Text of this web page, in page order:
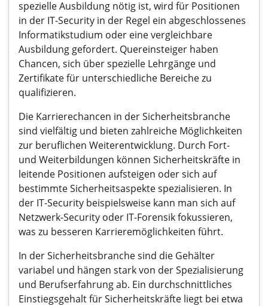
spezielle Ausbildung nötig ist, wird für Positionen
in der IT-Security in der Regel ein abgeschlossenes
Informatikstudium oder eine vergleichbare
Ausbildung gefordert. Quereinsteiger haben
Chancen, sich über spezielle Lehrgänge und
Zertifikate für unterschiedliche Bereiche zu
qualifizieren.
Die Karrierechancen in der Sicherheitsbranche
sind vielfältig und bieten zahlreiche Möglichkeiten
zur beruflichen Weiterentwicklung. Durch Fort-
und Weiterbildungen können Sicherheitskräfte in
leitende Positionen aufsteigen oder sich auf
bestimmte Sicherheitsaspekte spezialisieren. In
der IT-Security beispielsweise kann man sich auf
Netzwerk-Security oder IT-Forensik fokussieren,
was zu besseren Karrieremöglichkeiten führt.
In der Sicherheitsbranche sind die Gehälter
variabel und hängen stark von der Spezialisierung
und Berufserfahrung ab. Ein durchschnittliches
Einstiegsgehalt für Sicherheitskräfte liegt bei etwa